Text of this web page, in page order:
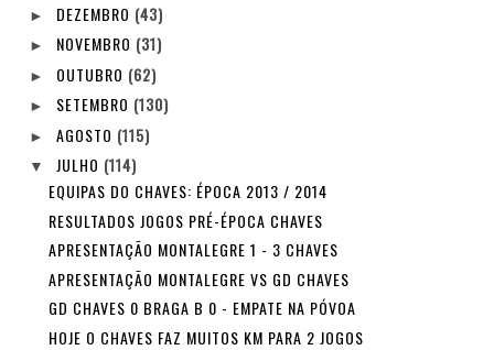
► DEZEMBRO (43)
► NOVEMBRO (31)
► OUTUBRO (62)
► SETEMBRO (130)
► AGOSTO (115)
▼ JULHO (114)
EQUIPAS DO CHAVES: ÉPOCA 2013 / 2014
RESULTADOS JOGOS PRÉ-ÉPOCA CHAVES
APRESENTAÇÃO MONTALEGRE 1 - 3 CHAVES
APRESENTAÇÃO MONTALEGRE VS GD CHAVES
GD CHAVES 0 BRAGA B 0 - EMPATE NA PÓVOA
HOJE O CHAVES FAZ MUITOS KM PARA 2 JOGOS